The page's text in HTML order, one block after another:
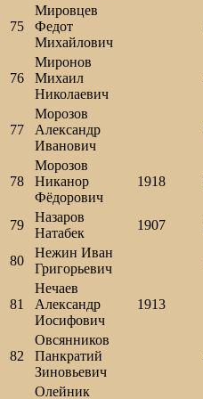
75
Мировцев
Федот
Михайлович
76
Миронов
Михаил
Николаевич
77
Морозов
Александр
Иванович
78
Морозов
Никанор
Фёдорович
1918
79
Назаров
Натабек
1907
80
Нежин Иван
Григорьевич
81
Нечаев
Александр
Иосифович
1913
82
Овсянников
Панкратий
Зиновьевич
Олейник